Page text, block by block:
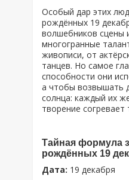
Особый дар этих
рождённых 19
волшебников сцены
многогранные
живописи, от
танцев. Но самое
способности они
а чтобы возвышать
солнца: каждый их
творение согревает
Тайная формула
рождённых 19
Дата: 19 декабря